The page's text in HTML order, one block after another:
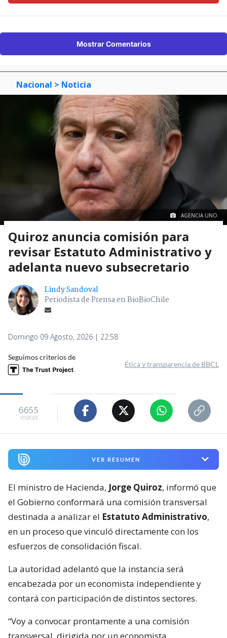
Mostrar Comentarios
Nacional > Noticia
AGENCIA UNO.
Quiroz anuncia comisión para
revisar Estatuto Administrativo y
adelanta nuevo subsecretario
Lindy Sandoval
Periodista de Prensa en BioBioChile
Domingo 09 Agosto, 2026 | 22:58
Seguimos criterios de
Ética y transparencia de BBCL
6655
visitas
VER RESUMEN
El ministro de Hacienda, Jorge Quiroz, informó que
el Gobierno conformará una comisión transversal
destinada a analizar el Estatuto Administrativo,
en un proceso que vinculó directamente con los
esfuerzos de consolidación fiscal.
La autoridad adelantó que la instancia será
encabezada por un economista independiente y
contará con participación de distintos sectores.
“Voy a convocar prontamente a una comisión
transversal, dirigida por un economista